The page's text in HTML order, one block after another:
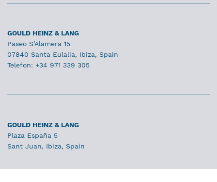
GOULD HEINZ & LANG
Paseo S’Alamera 15
07840 Santa Eulalia, Ibiza, Spain
Telefon: +34 971 339 305
GOULD HEINZ & LANG
Plaza España 5
Sant Juan, Ibiza, Spain